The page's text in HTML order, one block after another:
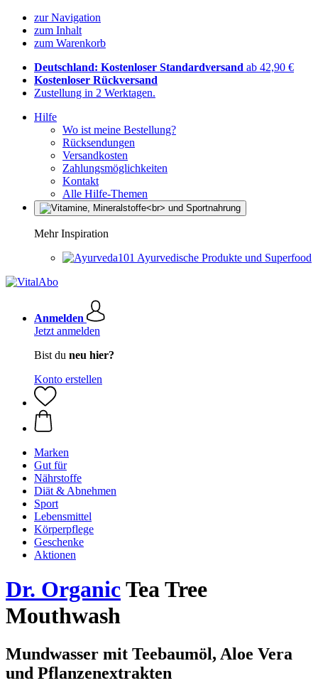
zur Navigation
zum Inhalt
zum Warenkorb
Deutschland: Kostenloser Standardversand ab 42,90 €
Kostenloser Rückversand
Zustellung in 2 Werktagen.
Hilfe
Wo ist meine Bestellung?
Rücksendungen
Versandkosten
Zahlungsmöglichkeiten
Kontakt
Alle Hilfe-Themen
Mehr Inspiration
Ayurvedische Produkte und Superfood
Anmelden
Jetzt anmelden
Bist du neu hier?
Konto erstellen
Marken
Gut für
Nährstoffe
Diät & Abnehmen
Sport
Lebensmittel
Körperpflege
Geschenke
Aktionen
Dr. OrganicTea Tree
Mouthwash
Mundwasser mit Teebaumöl, Aloe Vera
und Pflanzenextrakten